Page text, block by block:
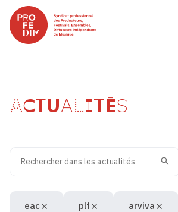
ACTUALITÉS
Recherche
eac plf arviva